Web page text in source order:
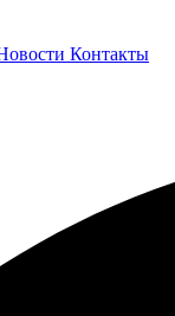
Контакты